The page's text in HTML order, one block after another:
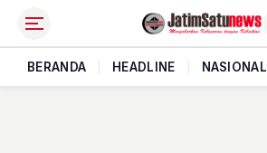
BERANDA HEADLINE NASIONAL